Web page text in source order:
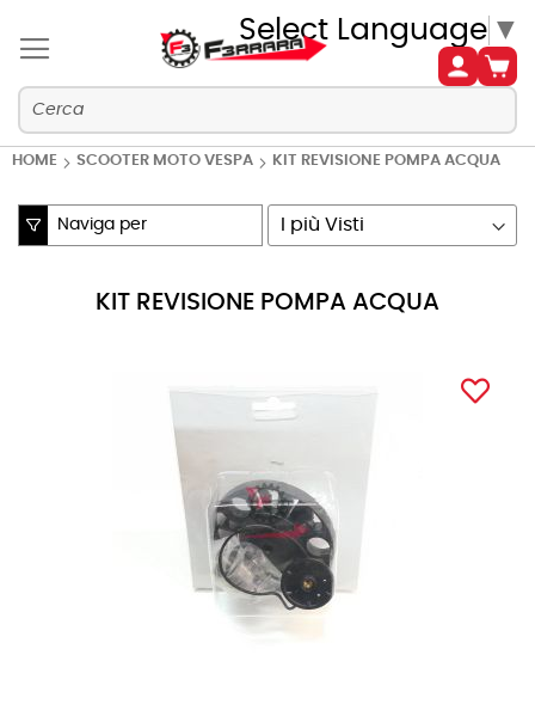
Select Language ▼
HOME SCOOTER MOTO VESPA KIT REVISIONE POMPA ACQUA
KIT REVISIONE POMPA ACQUA
direzione
crescente
Naviga per